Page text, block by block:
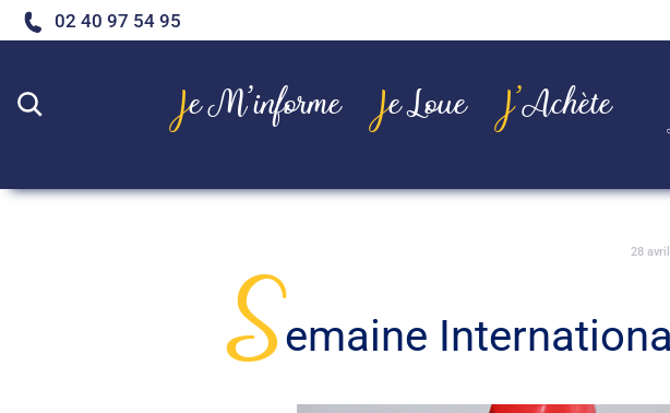
02 40 97 54 95
Je M’informe Je Loue J’achète
28
Semaine